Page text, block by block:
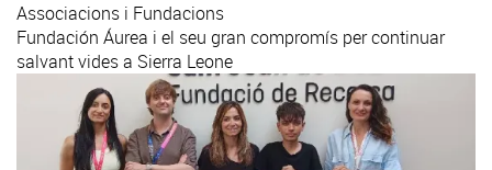
Associacions i Fundacions
Fundación Áurea i el seu gran compromís per continuar
salvant vides a Sierra Leone